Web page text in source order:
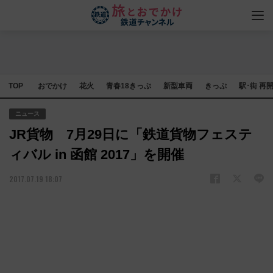
TOP おでかけ 花火 青春18きっぷ 新型車両 きっぷ 駅･街 再
ニュース
JR貨物 7月29日に「鉄道貨物フェステ
ィバル in 函館 2017」を開催
2017.07.19 18:07